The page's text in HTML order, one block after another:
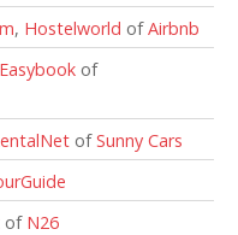
, Hostelworld ofAirbnb
Easybook of
ofSunny Cars
of N26